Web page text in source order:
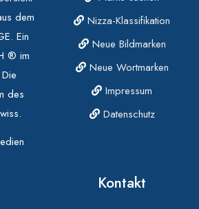
dem
Ein
® im
des
Nizza-Klassifikation
Neue Bildmarken
Neue Wortmarken
Impressum
Datenschutz
Kontakt